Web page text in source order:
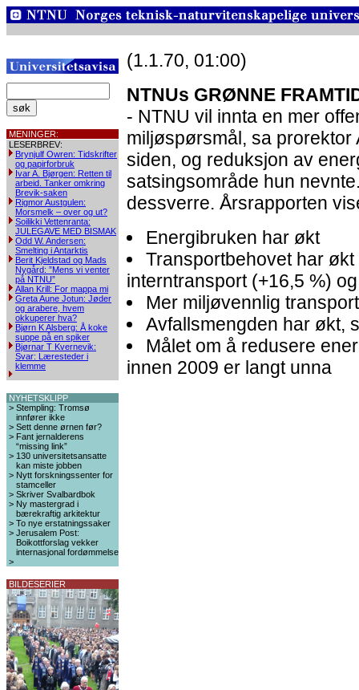
MENINGER:
LESERBREV:
Brynjulf Owren: Tidskrifter
og papirforbruk
Ivar A. Bjørgen: Retten til
arbeid. Tanker omkring
Brevik-saken
Rigmor Austgulen:
Morsmelk – over og ut?
Soilikki Vettenranta:
JULEGAVE MED BISMAK
Odd W. Andersen:
Smelting i Antarktis
Berit Kjeldstad og Mads
Nygård: ”Mens vi venter
på NTNU”
Allan Krill: For mappa mi
Greta Aune Jotun: Jøder
og arabere, hvem
okkuperer hva?
Bjørn K Alsberg: Å koke
suppe på en spiker
Bjørnar T Kvernevik:
Svar: Læresteder i
klemme
NYHETSKLIPP
> Stempling: Tromsø
innfører ikke
> Sett denne ørnen før?
> Fant jernalderens
“missing link”
> 130 universitetsansatte
kan miste jobben
> Nytt forskningssenter for
stamceller
> Skriver Svalbardbok
> Ny mastergrad i
bærekraftig arkitektur
> To nye erstatningssaker
> Jerusalem Post:
Boikottforslag vekker
internasjonal fordømmelse
>
BILDESERIER
(1.1.70, 01:00)
NTNUs GRØNNE
- NTNU vil innta en mer
miljøspørsmål, sa
siden, og reduksjon av
satsingsområde hun
dessverre. Årsrapporten
Energibruken har økt
Transportbehovet har
interntransport (+16,5 %)
Mer miljøvennlig
Avfallsmengden har økt,
Målet om å redusere
innen 2009 er langt unna